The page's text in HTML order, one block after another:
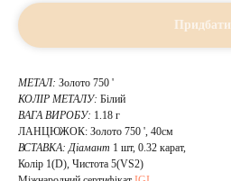
Придбати
МЕТАЛ: Золото 750 '
КОЛІР МЕТАЛУ: Білий
ВАГА ВИРОБУ: 1.18 г
ЛАНЦЮЖОК: Золото 750 ', 40см
ВСТАВКА: Діамант 1 шт, 0.32 карат,
Колір 1(D), Чистота 5(VS2)